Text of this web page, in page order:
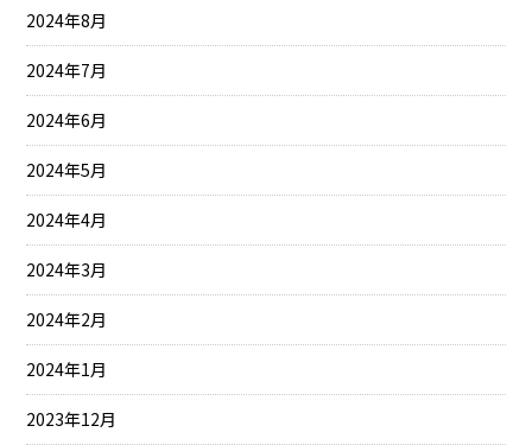
2024年8月
2024年7月
2024年6月
2024年5月
2024年4月
2024年3月
2024年2月
2024年1月
2023年12月